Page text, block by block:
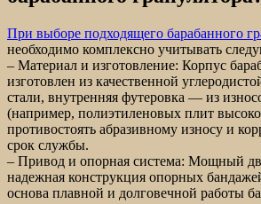
При выборе подходящего барабанного
необходимо комплексно учитывать
– Материал и изготовление: Корпус
изготовлен из качественной
стали, внутренняя футеровка — из
(например, полиэтиленовых плит
противостоять абразивному износу и
срок службы.
– Привод и опорная система: Мощный
надежная конструкция опорных
основа плавной и долговечной работы